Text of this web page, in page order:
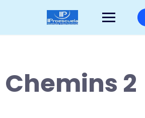
Chemins 2